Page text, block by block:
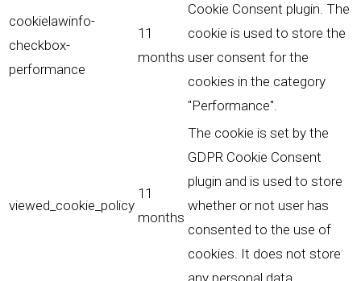
cookielawinfo-
checkbox-
performance
11
months
Cookie Consent plugin. The
cookie is used to store the
user consent for the
cookies in the category
"Performance".
viewed_cookie_policy
11
months
The cookie is set by the
GDPR Cookie Consent
plugin and is used to store
whether or not user has
consented to the use of
cookies. It does not store